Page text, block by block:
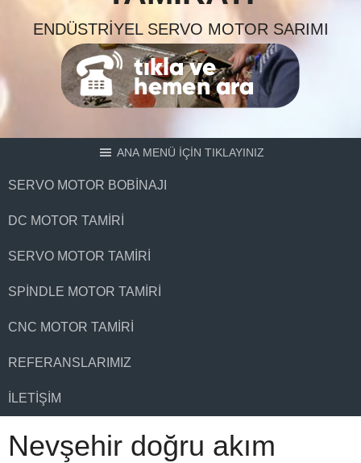
ENDÜSTRIYEL SERVO MOTOR SARIMI
ANA MENÜ İÇİN TIKLAYINIZ
SERVO MOTOR BOBINAJI
DC MOTOR TAMIRI
SERVO MOTOR TAMIRI
SPINDLE MOTOR TAMIRI
CNC MOTOR TAMIRI
REFERANSLARIMIZ
İLETIŞIM
Nevşehir doğru akım